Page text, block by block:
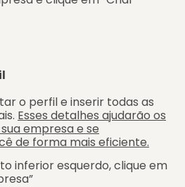
o perfil e inserir todas as
Esses detalhes ajudarão os
empresa e se
de forma mais eficiente.
inferior esquerdo, clique em